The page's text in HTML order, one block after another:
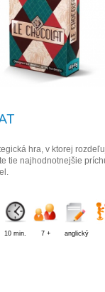
hra, v ktorej
tie najhodnotnejšie
10 min. 7 + anglický